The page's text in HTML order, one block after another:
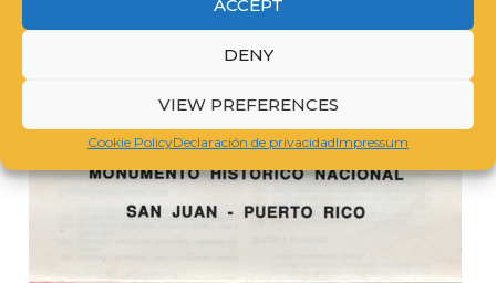
ACCEPT
DENY
VIEW PREFERENCES
Cookie PolicyDeclaración de privacidadImpressum